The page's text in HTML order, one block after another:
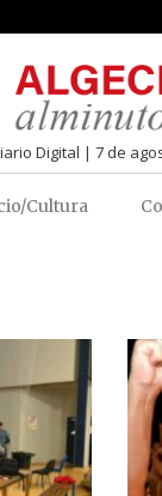
Digital | 7 de
Cultura